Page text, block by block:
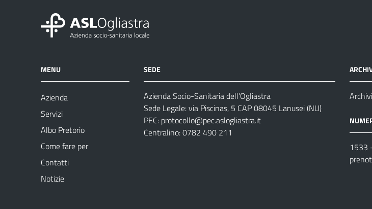
MENU
Azienda
Servizi
Albo Pretorio
Come fare per
Contatti
Notizie
SEDE
Azienda Socio-Sanitaria dell’Ogliastra
Sede Legale: via Piscinas, 5 CAP 08045 Lanusei (NU)
PEC: protocollo@pec.aslogliastra.it
Centralino: 0782 490 211
1533